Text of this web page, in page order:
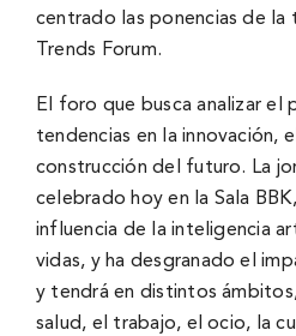
centrado las ponencias de la
Trends Forum.
El foro que busca analizar el
tendencias en la innovación,
construcción del futuro. La
celebrado hoy en la Sala
influencia de la inteligencia
vidas, y ha desgranado el
y tendrá en distintos
salud, el trabajo, el ocio, la